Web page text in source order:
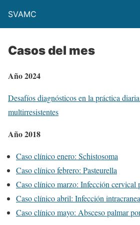
SVAMC
Casos del mes
Año 2024
Desafíos diagnósticos en la práctica
multirresistentes
Año 2018
Caso clínico enero: Schistosoma
Caso clínico febrero: Pasteurella
Caso clínico marzo: Infección cervical
Caso clínico abril: Infección
Caso clínico mayo: Absceso palmar